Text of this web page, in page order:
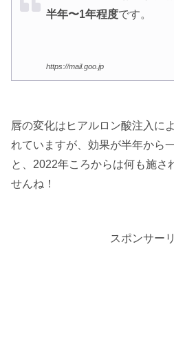
半年〜1年程度です。
https://mail.goo.jp
唇の変化はヒアルロン酸注入に
れていますが、効果が半年から
と、2022年ころからは何も施さ
せんね！
スポンサー